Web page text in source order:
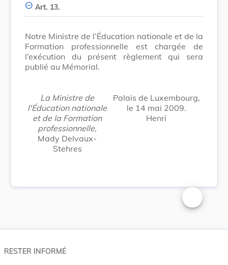
Art. 13.
Notre Ministre de l’Éducation nationale et de la
Formation professionnelle est chargée de
l’exécution du présent règlement qui sera
publié au Mémorial.
La Ministre de
l'Éducation nationale
et de la Formation
professionnelle,
Mady Delvaux-
Stehres
Palais de Luxembourg,
le 14 mai 2009.
Henri
Changer la
RESTER INFORMÉ